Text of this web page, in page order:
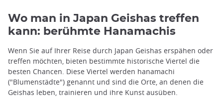
Wo man in Japan Geishas treffen
kann: berühmte Hanamachis
Wenn Sie auf Ihrer Reise durch Japan Geishas erspähen oder
treffen möchten, bieten bestimmte historische Viertel die
besten Chancen. Diese Viertel werden hanamachi
("Blumenstädte") genannt und sind die Orte, an denen die
Geishas leben, trainieren und ihre Kunst ausüben.